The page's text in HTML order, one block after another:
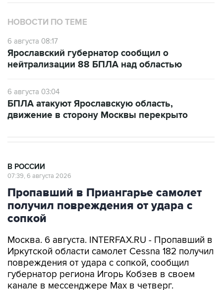
НОВОСТИ ПО ТЕМЕ
6 августа 08:17
Ярославский губернатор сообщил о
нейтрализации 88 БПЛА над областью
6 августа 03:04
БПЛА атакуют Ярославскую область,
движение в сторону Москвы перекрыто
В РОССИИ
07:39, 6 августа 2026
Пропавший в Приангарье самолет
получил повреждения от удара с
сопкой
Москва. 6 августа. INTERFAX.RU - Пропавший в
Иркутской области самолет Cessna 182 получил
повреждения от удара с сопкой, сообщил
губернатор региона Игорь Кобзев в своем
канале в мессенджере Мах в четверг.